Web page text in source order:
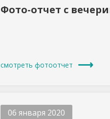
Фото-отчет с
смотреть фотоотчет
06 января 2020